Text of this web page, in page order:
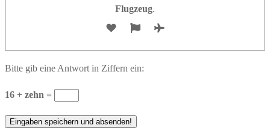
Flugzeug.
Bitte gib eine Antwort in Ziffern ein:
16 + zehn =